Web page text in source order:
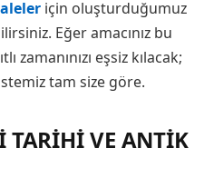
için oluşturduğumuz
Eğer amacınız bu
zamanınızı eşsiz kılacak;
tam size göre.
TARIHI VE ANTIK